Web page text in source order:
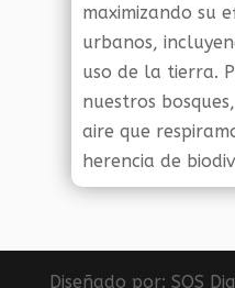
maximizando su
urbanos,
uso de la tierra.
nuestros
aire que
herencia de
Diseñado por:SOS